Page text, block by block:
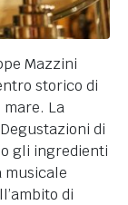
Mazzini
storico di
La
di
gli ingredienti
musicale
di